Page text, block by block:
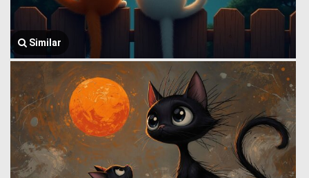
Similar